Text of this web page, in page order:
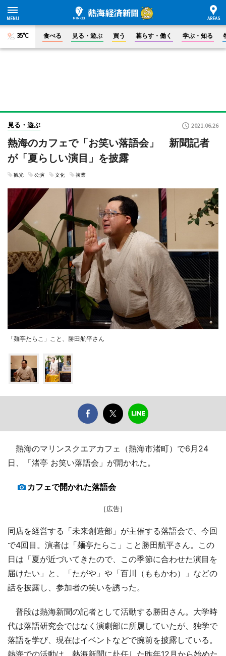
35°C 食べる 見る・遊ぶ 買う 暮らす・働く 学ぶ・知る
見る・遊ぶ 2021.06.26
熱海のカフェで「お笑い落語会」 新聞記者
が「夏らしい演目」を披露
観光 公演 文化 複業
「麺亭たらこ」こと、勝田航平さん
熱海のマリンスクエアカフェ（熱海市渚町）で6月24
日、「渚亭 お笑い落語会」が開かれた。
カフェで開かれた落語会
［広告］
同店を経営する「未来創造部」が主催する落語会で、今回
で4回目。演者は「麺亭たらこ」こと勝田航平さん。この
日は「夏が近づいてきたので、この季節に合わせた演目を
届けたい」と、「たがや」や「百川（ももかわ）」などの
話を披露し、参加者の笑いを誘った。
普段は熱海新聞の記者として活動する勝田さん。大学時
代は落語研究会ではなく演劇部に所属していたが、独学で
落語を学び、現在はイベントなどで腕前を披露している。
熱海での活動は、熱海新聞に赴任した昨年12月から始めた